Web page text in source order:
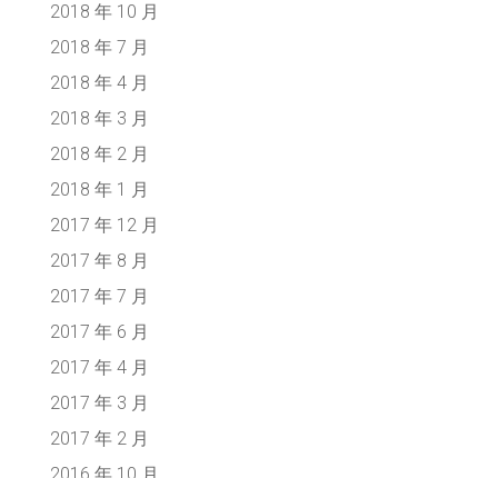
2018 年 10 月
2018 年 7 月
2018 年 4 月
2018 年 3 月
2018 年 2 月
2018 年 1 月
2017 年 12 月
2017 年 8 月
2017 年 7 月
2017 年 6 月
2017 年 4 月
2017 年 3 月
2017 年 2 月